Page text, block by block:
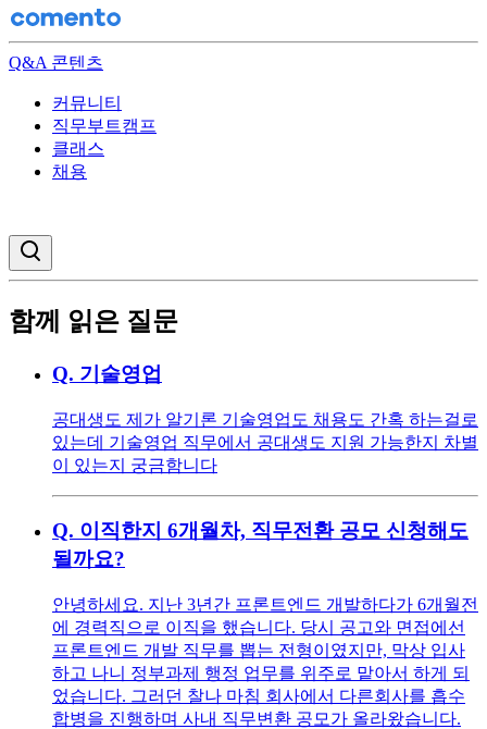
Q&A 콘텐츠
커뮤니티
직무부트캠프
클래스
채용
함께 읽은 질문
Q. 기술영업
공대생도 제가 알기론 기술영업도 채용도 간혹 하는걸로
있는데 기술영업 직무에서 공대생도 지원 가능한지 차별
이 있는지 궁금함니다
Q. 이직한지 6개월차, 직무전환 공모 신청해도
될까요?
안녕하세요. 지난 3년간 프론트엔드 개발하다가 6개월전
에 경력직으로 이직을 했습니다. 당시 공고와 면접에선
프론트엔드 개발 직무를 뽑는 전형이였지만, 막상 입사
하고 나니 정부과제 행정 업무를 위주로 맡아서 하게 되
었습니다. 그러던 찰나 마침 회사에서 다른회사를 흡수
합병을 진행하며 사내 직무변환 공모가 올라왔습니다.